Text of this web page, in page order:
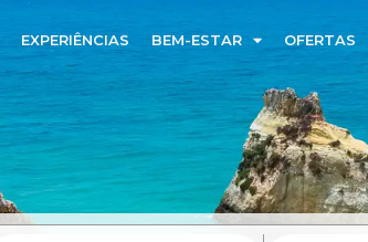
EXPERIÊNCIAS BEM-ESTAR OFERTAS